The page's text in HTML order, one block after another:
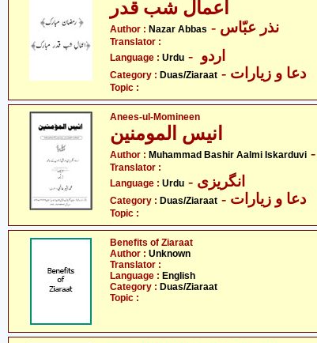
اعمال شب قدر
Author : Nazar Abbas - نذر عبّاس
Translator :
Language : Urdu
Category : Duas/Ziaraat - دعا و زیارات
Topic :
Anees-ul-Momineen
انیس المومنین
Author : Muhammad Bashir Aalmi Iskarduvi
Translator :
Language : Urdu - انگریزی
Category : Duas/Ziaraat - دعا و زیارات
Topic :
Benefits of Ziaraat
Author : Unknown
Translator :
Language : English
Category : Duas/Ziaraat
Topic :